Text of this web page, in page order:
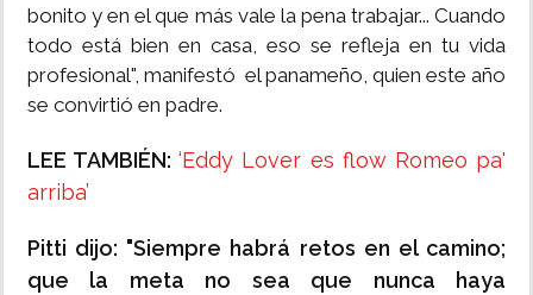
bonito y en el que más vale la pena trabajar... Cuando
todo está bien en casa, eso se refleja en tu vida
profesional", manifestó el panameño, quien este año
se convirtió en padre.
LEE TAMBIÉN:‘Eddy Lover es flow Romeo pa'
arriba’
Pitti dijo: "Siempre habrá retos en el camino;
que la meta no sea que nunca haya